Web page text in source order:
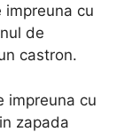
cu
de
castron.
impreuna cu
zapada